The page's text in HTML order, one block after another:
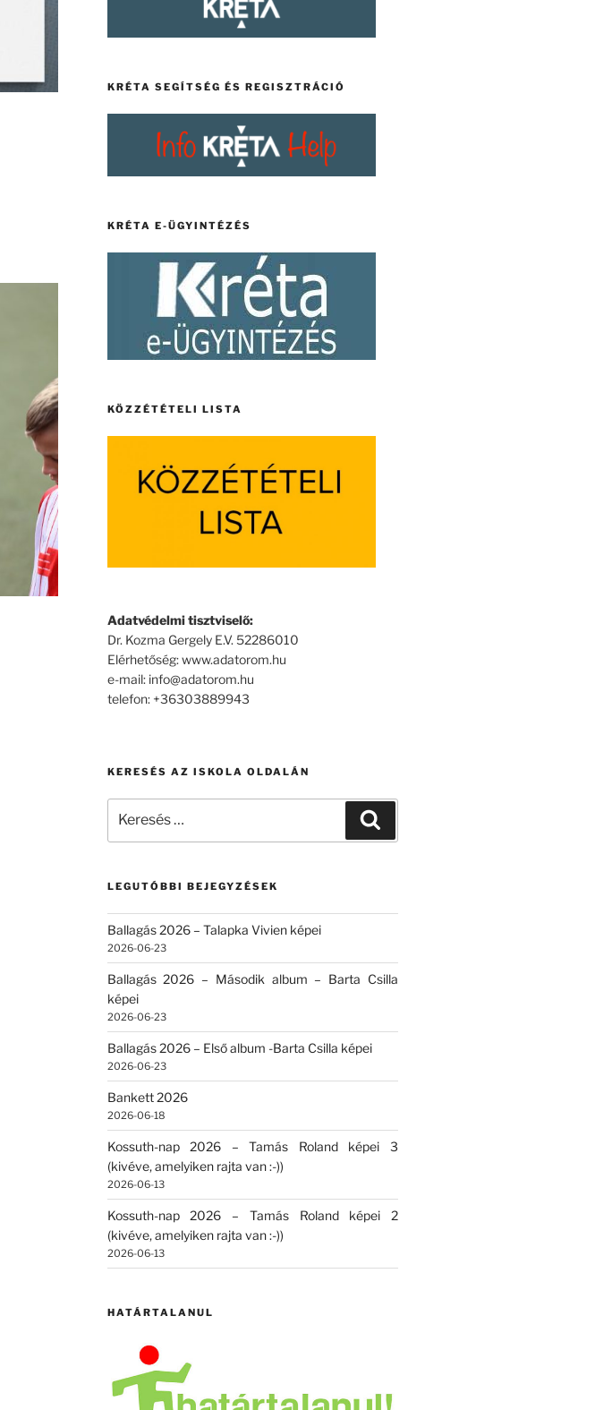
KRÉTA SEGÍTSÉG ÉS REGISZTRÁCIÓ
KRÉTA E-ÜGYINTÉZÉS
KÖZZÉTÉTELI LISTA
Adatvédelmi tisztviselő:
Dr. Kozma Gergely E.V. 52286010
Elérhetőség: www.adatorom.hu
e-mail: info@adatorom.hu
telefon: +36303889943
KERESÉS AZ ISKOLA OLDALÁN
következő
LEGUTÓBBI BEJEGYZÉSEK
Ballagás 2026 – Talapka Vivien képei
2026-06-23
Ballagás 2026 – Második album – Barta Csilla
képei
2026-06-23
Ballagás 2026 – Első album -Barta Csilla képei
2026-06-23
Bankett 2026
2026-06-18
Kossuth-nap 2026 – Tamás Roland képei 3
(kivéve, amelyiken rajta van :-))
2026-06-13
Kossuth-nap 2026 – Tamás Roland képei 2
(kivéve, amelyiken rajta van :-))
2026-06-13
HATÁRTALANUL